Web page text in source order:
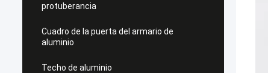
protuberancia
Cuadro de la puerta del armario de
aluminio
Techo de aluminio